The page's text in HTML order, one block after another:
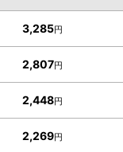
3,285円
2,807円
2,448円
2,269円